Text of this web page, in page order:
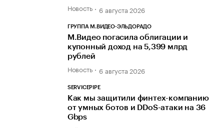
Новость 6 августа 2026
ГРУППА М.ВИДЕО-ЭЛЬДОРАДО
М.Видео погасила облигации и
купонный доход на 5,399 млрд
рублей
Новость 6 августа 2026
SERVICEPIPE
Как мы защитили финтех-компанию
от умных ботов и DDoS-атаки на 36
Gbps